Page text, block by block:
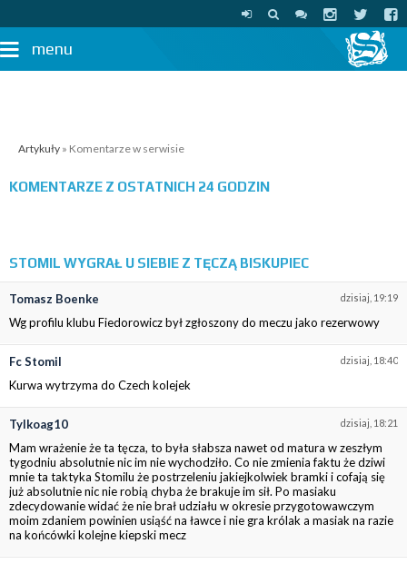
menu
Artykuły » Komentarze w serwisie
KOMENTARZE Z OSTATNICH 24 GODZIN
STOMIL WYGRAŁ U SIEBIE Z TĘCZĄ BISKUPIEC
dzisiaj, 19:19
Tomasz Boenke
Wg profilu klubu Fiedorowicz był zgłoszony do meczu jako rezerwowy
dzisiaj, 18:40
Fc Stomil
Kurwa wytrzyma do Czech kolejek
dzisiaj, 18:21
Tylkoag10
Mam wrażenie że ta tęcza, to była słabsza nawet od matura w zeszłym
tygodniu absolutnie nic im nie wychodziło. Co nie zmienia faktu że dziwi
mnie ta taktyka Stomilu że postrzeleniu jakiejkolwiek bramki i cofają się
już absolutnie nic nie robią chyba że brakuje im sił. Po masiaku
zdecydowanie widać że nie brał udziału w okresie przygotowawczym
moim zdaniem powinien usiąść na ławce i nie gra królak a masiak na razie
na końcówki kolejne kiepski mecz